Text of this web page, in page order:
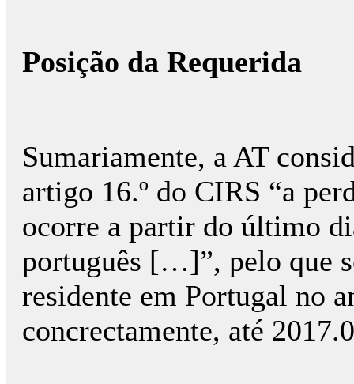
Posição da Requerida
Sumariamente, a AT
artigo 16.º do CIRS “a
ocorre a partir do último
português […]”, pelo que
residente em Portugal no
concrectamente, até